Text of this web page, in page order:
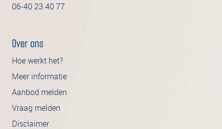
06-40 23 40 77
Over ons
Hoe werkt het?
Meer informatie
Aanbod melden
Vraag melden
Disclaimer